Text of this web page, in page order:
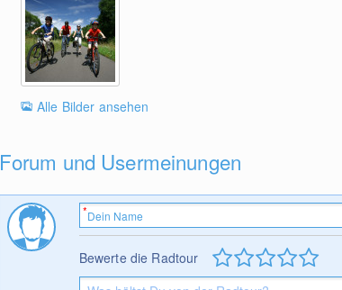
Alle Bilder ansehen
Forum und Usermeinungen
Bewerte die Radtour